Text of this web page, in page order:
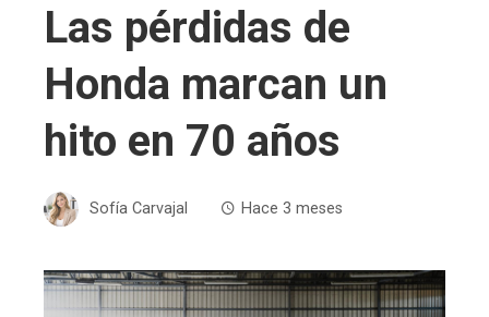
Las pérdidas de
Honda marcan un
hito en 70 años
Sofía Carvajal Hace 3 meses